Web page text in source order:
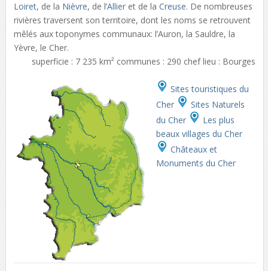
Loiret, de la Nièvre, de l’Allieret de la Creuse. De nombreuses
rivières traversent son territoire, dont les noms se retrouvent
mêlés aux toponymes communaux: l’Auron, la Sauldre, la
Yèvre, le Cher.
superficie : 7 235 km² communes : 290 chef lieu : Bourges
Sites touristiques du
Cher
Sites Naturels
du Cher
Les plus
beaux villages du Cher
Châteaux et
Monuments du Cher